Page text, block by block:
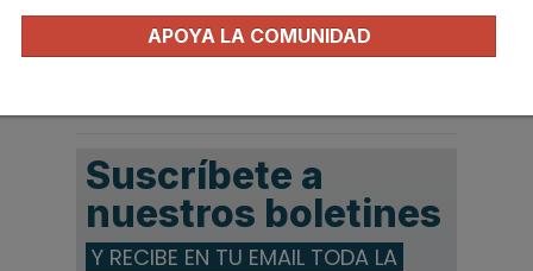
Lavabos
Instaladores fontaneros
Suscríbete a
nuestros boletines
Y RECIBE EN TU EMAIL TODA LA
APOYA LA COMUNIDAD